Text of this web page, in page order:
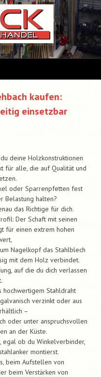
kaufen:
einsetzbar
deine Holzkonstruktionen
für alle, die auf Qualität und
oder Sparrenpfetten fest
Belastung halten?
das Richtige für dich.
Der Schaft mit seinen
für einen extrem hohen
Nagelkopf das Stahlblech
mit dem Holz verbindet.
auf die du dich verlassen
hochwertigem Stahldraht
verzinkt oder aus
–
oder unter anspruchsvollen
an der Küste.
egal ob du Winkelverbinder,
montierst.
beim Aufstellen von
beim Verstärken von